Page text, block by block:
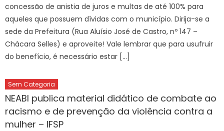
concessão de anistia de juros e multas de até 100% para
aqueles que possuem dívidas com o município. Dirija-se a
sede da Prefeitura (Rua Aluísio José de Castro, nº 147 –
Chácara Selles) e aproveite! Vale lembrar que para usufruir
do benefício, é necessário estar […]
Sem Categoria
NEABI publica material didático de combate ao
racismo e de prevenção da violência contra a
mulher – IFSP